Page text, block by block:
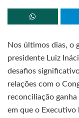
Nos últimos dias, o
presidente Luiz
desafios
relações com o
reconciliação
em que o Executivo